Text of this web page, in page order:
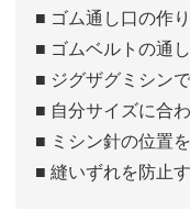
■ ゴム通し口の作
■ ゴムベルトの通
■ ジグザグミシン
■ 自分サイズに合
■ ミシン針の位置
■ 縫いずれを防止